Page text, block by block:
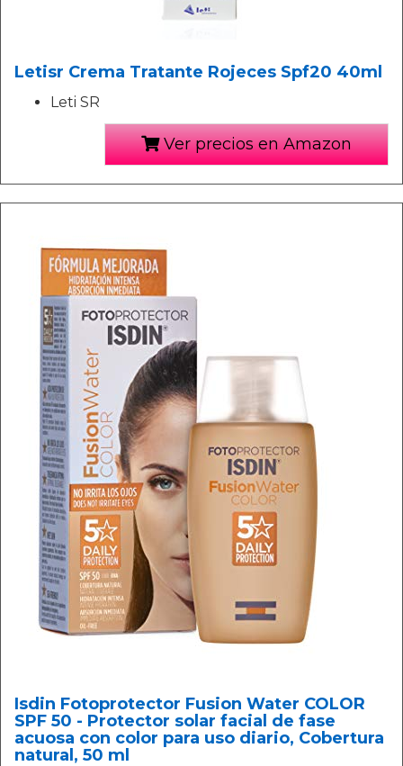
Letisr Crema Tratante Rojeces Spf20 40ml
Leti SR
Ver precios en Amazon
Isdin Fotoprotector Fusion Water COLOR
SPF 50 - Protector solar facial de fase
acuosa con color para uso diario, Cobertura
natural, 50 ml